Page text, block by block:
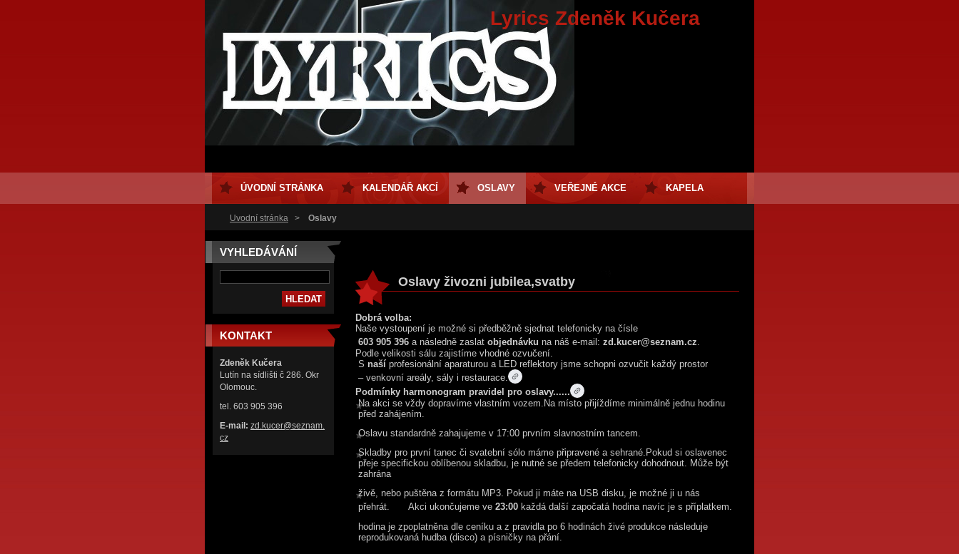
Lyrics Zdeněk Kučera
Úvodní stránka > Oslavy
VYHLEDÁVÁNÍ
KONTAKT
Zdeněk Kučera
Lutín na sídlišti č 286. Okr
Olomouc.
tel. 603 905 396
E-mail: zd.kucer@seznam.
cz
Oslavy živozni jubilea,svatby
Dobrá volba:
Naše vystoupení je možné si předběžně sjednat telefonicky na čísle
603 905 396 a následně zaslat objednávku na náš e-mail: zd.kucer@seznam.cz.
Podle velikosti sálu zajistíme vhodné ozvučení.
S naší profesionální aparaturou a LED reflektory jsme schopni ozvučit každý prostor
– venkovní areály, sály i restaurace.
Podmínky harmonogram pravidel pro oslavy......
Na akci se vždy dopravíme vlastním vozem. Na místo přijíždíme minimálně jednu hodinu
před zahájením.
Oslavu standardně zahajujeme v 17:00 prvním slavnostním tancem.
Skladby pro první tanec či svatební sólo máme připravené a sehrané. Pokud si oslavenec
přeje specifickou oblíbenou skladbu, je nutné se předem telefonicky dohodnout. Může být
zahrána
živě, nebo puštěna z formátu MP3. Pokud ji máte na USB disku, je možné ji u nás
přehrát.
Akci ukončujeme ve 23:00 každá další započatá hodina navíc je s příplatkem.
hodina je zpoplatněna dle ceníku a z pravidla po 6 hodinách živé produkce následuje
reprodukovaná hudba (disco) a písničky na přání.
ÚVODNÍ STRÁNKA KALENDÁŘ AKCÍ OSLAVY VEŘEJNÉ AKCE KAPELA